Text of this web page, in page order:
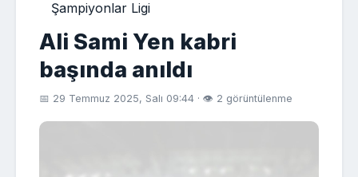
Şampiyonlar Ligi
Ali Sami Yen kabri
başında anıldı
📅 29 Temmuz 2025, Salı 09:44 · 👁 2 görüntülenme